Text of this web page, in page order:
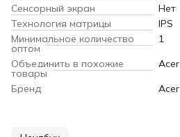
Сенсорный экран
Нет
Технология матрицы
IPS
Минимальное количество
оптом
1
Объединить в похожие
товары
Acer
Бренд
Acer